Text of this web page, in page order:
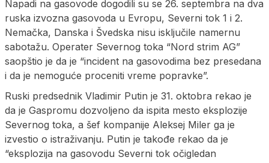
Napadi na gasovode dogodili su se 26. septembra na dva
ruska izvozna gasovoda u Evropu, Severni tok 1 i 2.
Nemačka, Danska i Švedska nisu isključile namernu
sabotažu. Operater Severnog toka “Nord strim AG”
saopštio je da je “incident na gasovodima bez presedana
i da je nemoguće proceniti vreme popravke”.
Ruski predsednik Vladimir Putin je 31. oktobra rekao je
da je Gaspromu dozvoljeno da ispita mesto eksplozije
Severnog toka, a šef kompanije Aleksej Miler ga je
izvestio o istraživanju. Putin je takođe rekao da je
“eksplozija na gasovodu Severni tok očigledan